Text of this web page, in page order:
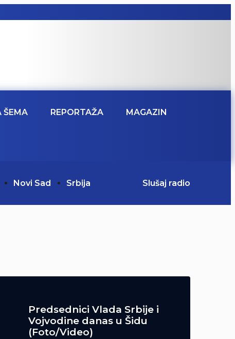
ŠEMA REPORTAŽA MAGAZIN
Novi Sad Srbija Slušaj radio
Predsednici Vlada Srbije i
Vojvodine danas u Šidu
(Foto/Video)